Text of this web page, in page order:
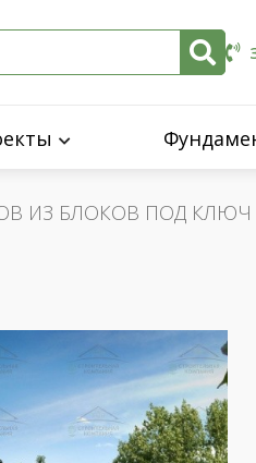
ИЗ БЛОКОВ ПОД КЛЮЧ